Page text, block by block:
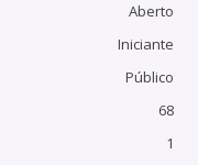
Aberto
Iniciante
Público
68
1